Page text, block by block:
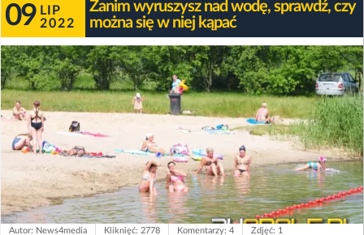
09 LIP
2022
Zanim wyruszysz nad wodę, sprawdź, czy
można się w niej kąpać
Autor: News4media Kliknięć: 2778 Komentarzy: 4 Zdjęć: 1